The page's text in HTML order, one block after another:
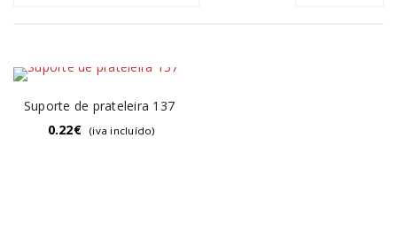
Suporte de prateleira 137
0.22€ (iva incluído)